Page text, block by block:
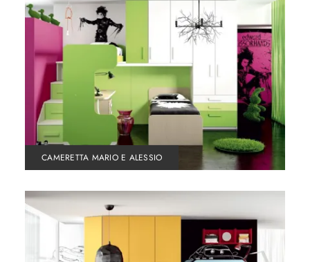
CAMERETTA MARIO E ALESSIO